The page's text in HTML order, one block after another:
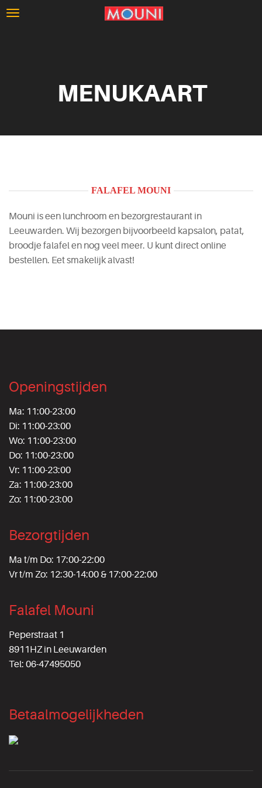
MENUKAART
FALAFEL MOUNI
Mouni is een lunchroom en bezorgrestaurant in
Leeuwarden. Wij bezorgen bijvoorbeeld kapsalon, patat,
broodje falafel en nog veel meer. U kunt direct online
bestellen. Eet smakelijk alvast!
Openingstijden
Ma: 11:00-23:00
Di: 11:00-23:00
Wo: 11:00-23:00
Do: 11:00-23:00
Vr: 11:00-23:00
Za: 11:00-23:00
Zo: 11:00-23:00
Bezorgtijden
Ma t/m Do: 17:00-22:00
Vr t/m Zo: 12:30-14:00 & 17:00-22:00
Falafel Mouni
Peperstraat 1
8911HZ in Leeuwarden
Tel: 06-47495050
Betaalmogelijkheden